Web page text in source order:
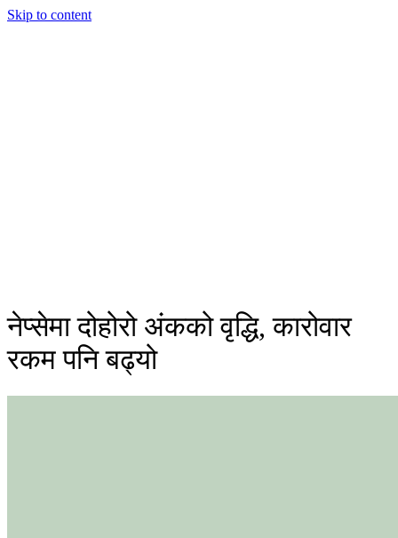
Skip to content
नेप्सेमा दोहोरो अंकको वृद्धि, कारोवार
रकम पनि बढ्यो